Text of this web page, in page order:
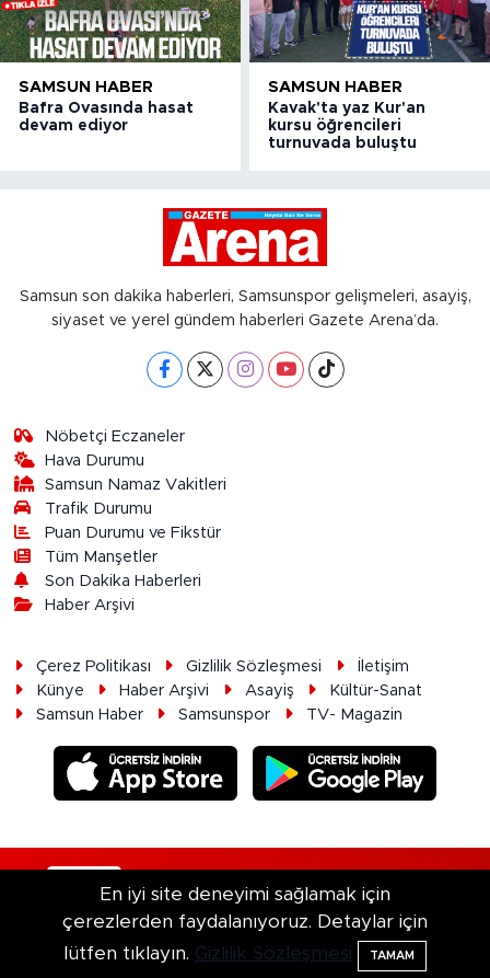
SAMSUN HABER
Bafra Ovasında hasat
devam ediyor
SAMSUN HABER
Kavak'ta yaz Kur'an
kursu öğrencileri
turnuvada buluştu
Samsun son dakika haberleri, Samsunspor gelişmeleri, asayiş,
siyaset ve yerel gündem haberleri Gazete Arena’da.
Nöbetçi Eczaneler
Hava Durumu
Samsun Namaz Vakitleri
Trafik Durumu
Puan Durumu ve Fikstür
Tüm Manşetler
Son Dakika Haberleri
Haber Arşivi
Çerez Politikası Gizlilik Sözleşmesi
İletişim
Künye
Haber Arşivi Asayiş
Kültür-Sanat
Samsun Haber
Samsunspor TV- Magazin
Haber Yazılımı:TE Bilişim
En iyi site deneyimi sağlamak için
çerezlerden faydalanıyoruz. Detaylar için
lütfen tıklayın. Gizlilik Sözleşmesi TAMAM